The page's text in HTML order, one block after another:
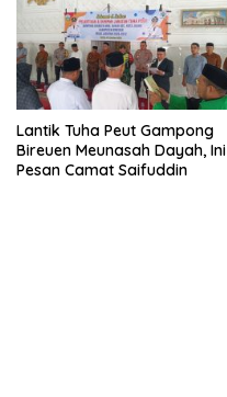
Lantik Tuha Peut Gampong
Bireuen Meunasah Dayah, Ini